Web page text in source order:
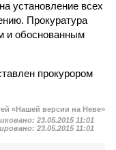
установление всех
Прокуратура
и обоснованным
прокурором
«Нашей версии на Неве»
23.05.2015 11:01
23.05.2015 11:01